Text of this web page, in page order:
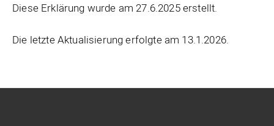
Diese Erklärung wurde am 27.6.2025 erstellt.
Die letzte Aktualisierung erfolgte am 13.1.2026.